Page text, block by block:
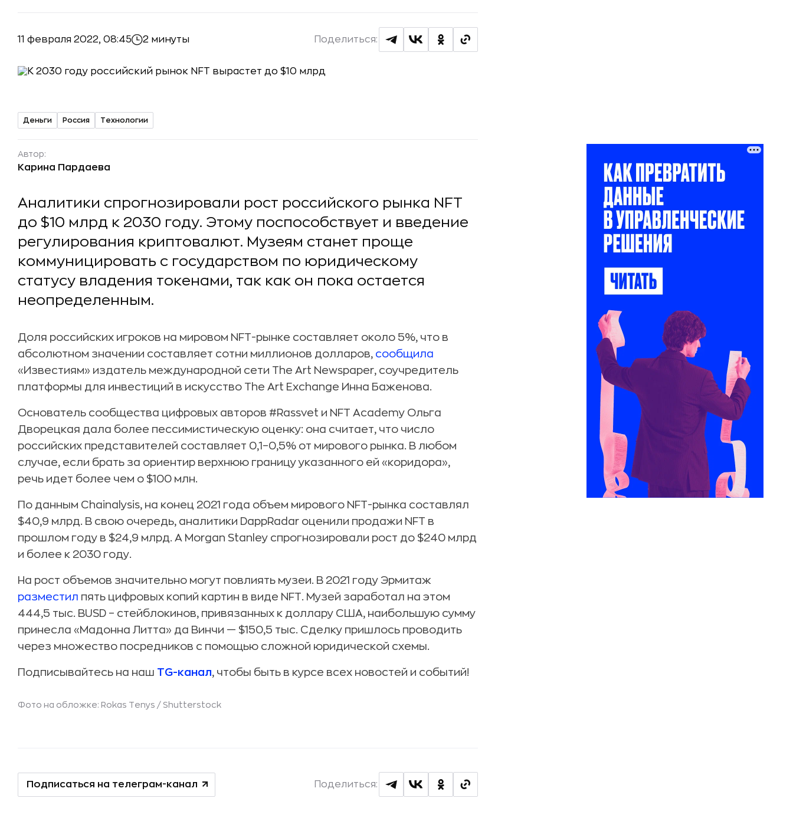
11 февраля 2022, 08:45 2 минуты Поделиться:
Деньги Россия Технологии
Автор:
Карина Пардаева
Аналитики спрогнозировали рост российского рынка NFT
до $10 млрд к 2030 году. Этому поспособствует и введение
регулирования криптовалют. Музеям станет проще
коммуницировать с государством по юридическому
статусу владения токенами, так как он пока остается
неопределенным.
Доля российских игроков на мировом NFT-рынке составляет около 5%, что в
абсолютном значении составляет сотни миллионов долларов, сообщила
«Известиям» издатель международной сети The Art Newspaper, соучредитель
платформы для инвестиций в искусство The Art Exchange Инна Баженова.
Основатель сообщества цифровых авторов #Rassvet и NFT Academy Ольга
Дворецкая дала более пессимистическую оценку: она считает, что число
российских представителей составляет 0,1–0,5% от мирового рынка. В любом
случае, если брать за ориентир верхнюю границу указанного ей «коридора»,
речь идет более чем о $100 млн.
По данным Chainalysis, на конец 2021 года объем мирового NFT-рынка составлял
$40,9 млрд. В свою очередь, аналитики DappRadar оценили продажи NFT в
прошлом году в $24,9 млрд. А Morgan Stanley спрогнозировали рост до $240 млрд
и более к 2030 году.
На рост объемов значительно могут повлиять музеи. В 2021 году Эрмитаж
разместил пять цифровых копий картин в виде NFT. Музей заработал на этом
444,5 тыс. BUSD – стейблокинов, привязанных к доллару США, наибольшую сумму
принесла «Мадонна Литта» да Винчи — $150,5 тыс. Сделку пришлось проводить
через множество посредников с помощью сложной юридической схемы.
Подписывайтесь на наш TG-канал, чтобы быть в курсе всех новостей и событий!
Фото на обложке: Rokas Tenys / Shutterstock
Подписаться на телеграм-канал Поделиться: